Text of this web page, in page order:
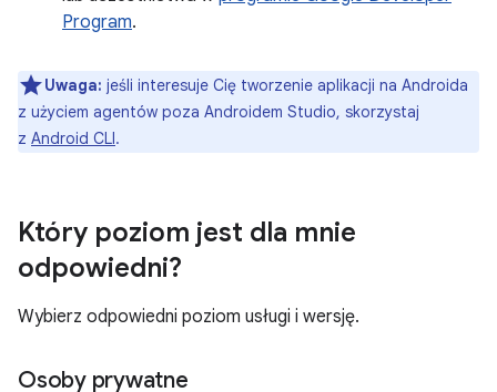
Program.
Uwaga: jeśli interesuje Cię tworzenie aplikacji na Androida
z użyciem agentów poza Androidem Studio, skorzystaj
z Android CLI.
Który poziom jest dla mnie
odpowiedni?
Wybierz odpowiedni poziom usługi i wersję.
Osoby prywatne